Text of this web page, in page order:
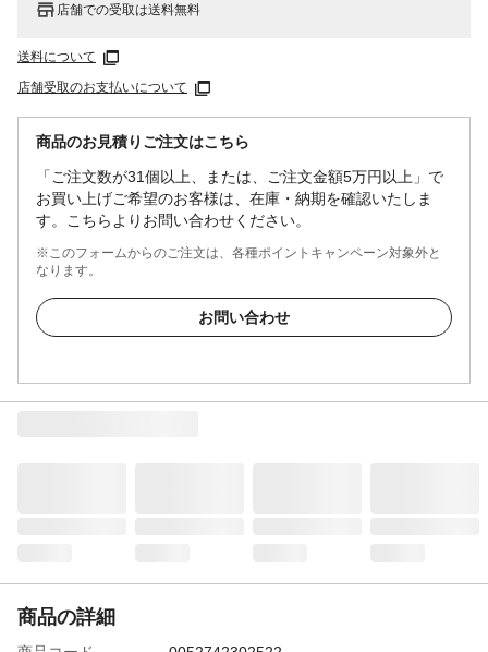
店舗での受取は送料無料
送料について
店舗受取のお支払いについて
商品のお見積りご注文はこちら
「ご注文数が31個以上、または、ご注文金額5万円以上」で
お買い上げご希望のお客様は、在庫・納期を確認いたしま
す。こちらよりお問い合わせください。
※このフォームからのご注文は、各種ポイントキャンペーン対象外と
なります。
お問い合わせ
商品の詳細